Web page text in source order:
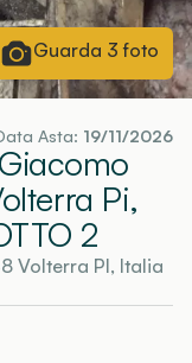
Guarda 3 foto
Asta: 19/11/2026
Pi,
2
Volterra PI, Italia